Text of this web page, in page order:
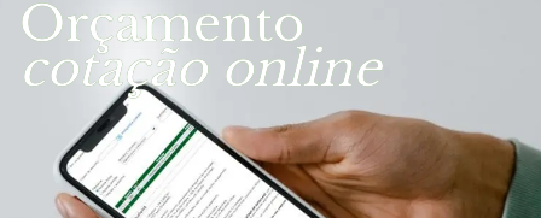
Orçamento
cotação online